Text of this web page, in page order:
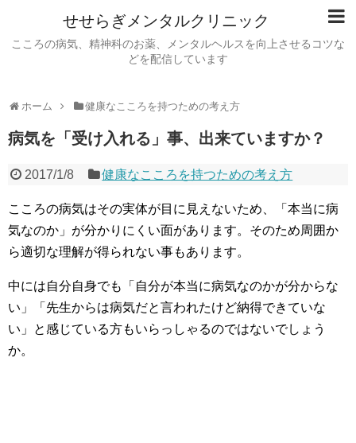
せせらぎメンタルクリニック
こころの病気、精神科のお薬、メンタルヘルスを向上させるコツな
どを配信しています
ホーム 健康なこころを持つための考え方
病気を「受け入れる」事、出来ていますか？
2017/1/8 健康なこころを持つための考え方
こころの病気はその実体が目に見えないため、「本当に病
気なのか」が分かりにくい面があります。そのため周囲か
ら適切な理解が得られない事もあります。
中には自分自身でも「自分が本当に病気なのかが分からな
い」「先生からは病気だと言われたけど納得できていな
い」と感じている方もいらっしゃるのではないでしょう
か。